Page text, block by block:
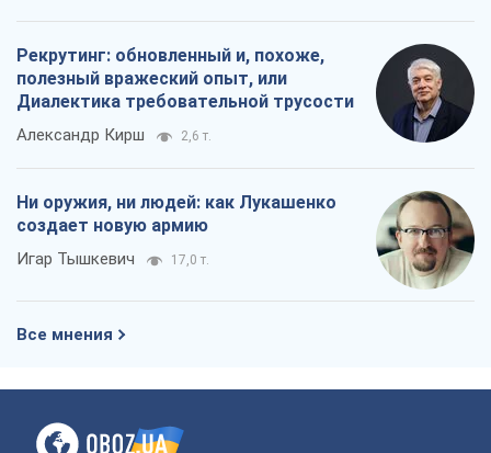
Рекрутинг: обновленный и, похоже,
полезный вражеский опыт, или
Диалектика требовательной трусости
Александр Кирш 2,6 т.
Ни оружия, ни людей: как Лукашенко
создает новую армию
Игар Тышкевич 17,0 т.
Все мнения